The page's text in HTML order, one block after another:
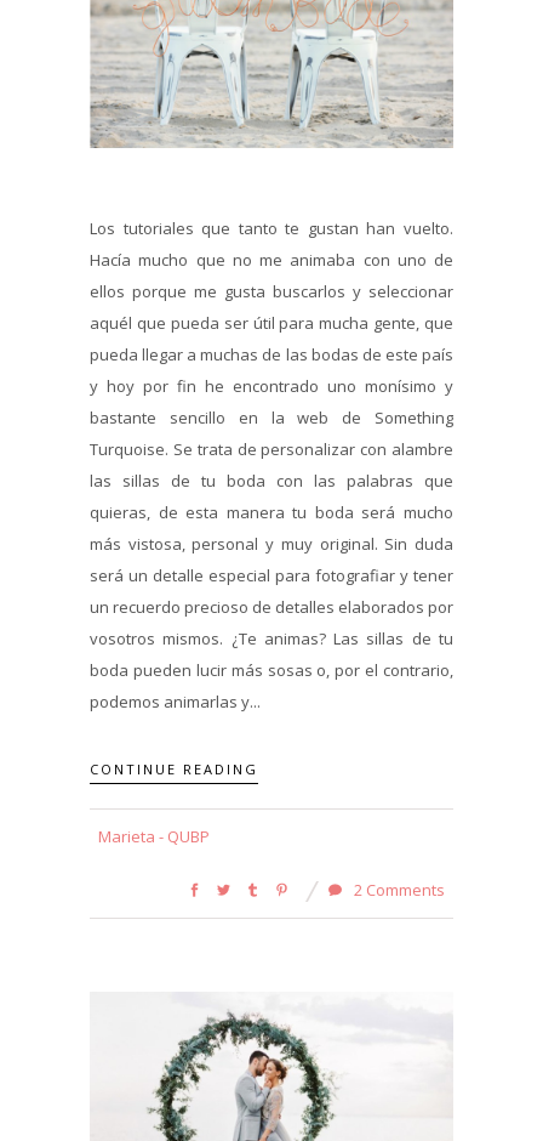
Los tutoriales que tanto te gustan han vuelto.
Hacía mucho que no me animaba con uno de
ellos porque me gusta buscarlos y seleccionar
aquél que pueda ser útil para mucha gente, que
pueda llegar a muchas de las bodas de este país
y hoy por fin he encontrado uno monísimo y
bastante sencillo en la web de Something
Turquoise. Se trata de personalizar con alambre
las sillas de tu boda con las palabras que
quieras, de esta manera tu boda será mucho
más vistosa, personal y muy original. Sin duda
será un detalle especial para fotografiar y tener
un recuerdo precioso de detalles elaborados por
vosotros mismos. ¿Te animas? Las sillas de tu
boda pueden lucir más sosas o, por el contrario,
podemos animarlas y...
CONTINUE READING
Marieta - QUBP
2 Comments